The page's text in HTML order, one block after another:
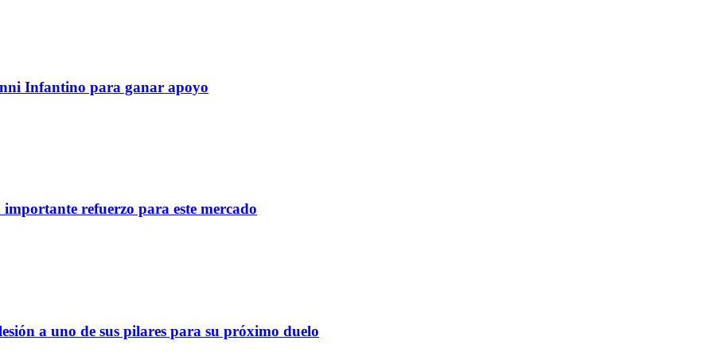
Infantino para ganar apoyo
refuerzo para este mercado
a uno de sus pilares para su próximo duelo